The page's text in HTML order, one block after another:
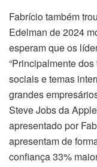
Fabrício também
Edelman de 2024
esperam que os
“Principalmente
sociais e temas
grandes
Steve Jobs da
apresentado por
apresentam de
confiança 33%